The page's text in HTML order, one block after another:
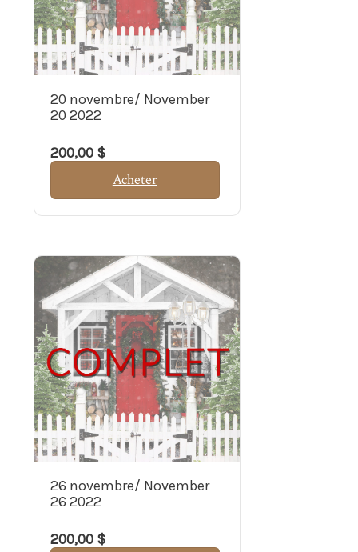
20 novembre/ November
20 2022
200,00 $
Acheter
26 novembre/ November
26 2022
200,00 $